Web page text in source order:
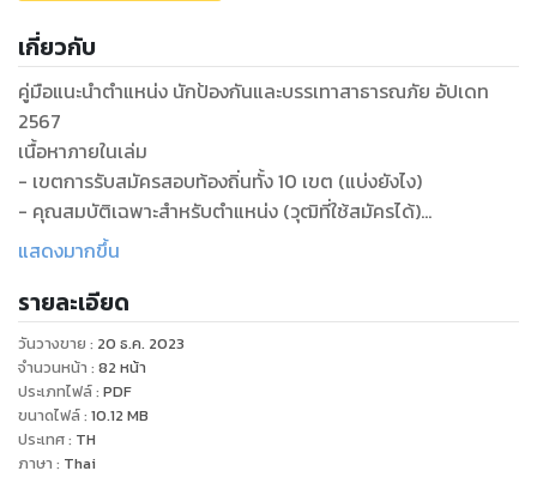
เกี่ยวกับ
คู่มือแนะนำตำแหน่ง นักป้องกันและบรรเทาสาธารณภัย อัปเดท
2567
เนื้อหาภายในเล่ม
- เขตการรับสมัครสอบท้องถิ่นทั้ง 10 เขต (แบ่งยังไง)
- คุณสมบัติเฉพาะสำหรับตำแหน่ง (วุฒิที่ใช้สมัครได้)
- ขอบเขตเนื้อหาที่ออกสอบ ภาค (ก,ข,ค)
- กลุ่มสายงานที่เกื้อกูลกัน (ตำแหน่งอื่นๆ)
- สถิติการเรียกบรรจุปี 2560-2564 (เรียกหมดหรือไม่)
- แนวทางวิธีการเลือกเขตที่ควรสมัครสอบ (สอบที่ไหนดี)
- การเรียกบรรจุข้ามเขตเรียกยังไงได้บ้าง
แสดงมากขึ้น
รายละเอียด
วันวางขาย : 20 ธ.ค. 2023
จำนวนหน้า : 82 หน้า
ประเภทไฟล์: PDF
ขนาดไฟล์: 10.12 MB
ประเทศ: TH
ภาษา : Thai